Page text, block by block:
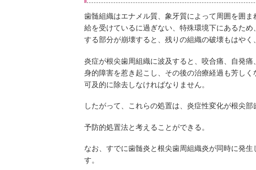
歯髄組織はエナメル質、象牙質によって周囲を囲
給を受けているに過ぎない、特殊環境下にあるた
する部分が崩壊すると、残りの組織の破壊もはやく
炎症が根尖歯周組織に波及すると、咬合痛、自発
身的障害を惹き起こし、その後の治療経過も芳し
可及的に除去しなければなりません。
したがって、これらの処置は、炎症性変化が根尖
予防的処置法と考えることができる。
なお、すでに歯髄炎と根尖歯周組織炎が同時に発
す。